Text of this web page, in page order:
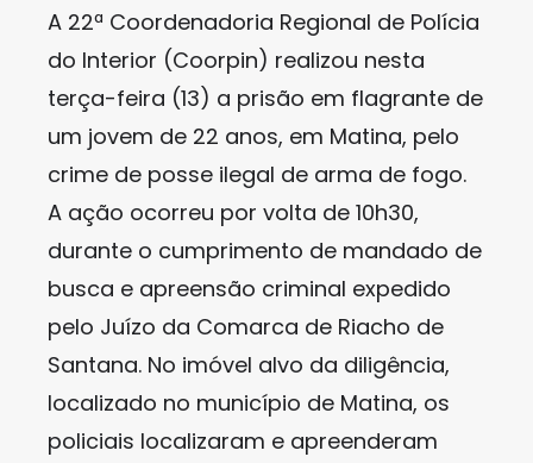
A 22ª Coordenadoria Regional de Polícia
do Interior (Coorpin) realizou nesta
terça-feira (13) a prisão em flagrante de
um jovem de 22 anos, em Matina, pelo
crime de posse ilegal de arma de fogo.
A ação ocorreu por volta de 10h30,
durante o cumprimento de mandado de
busca e apreensão criminal expedido
pelo Juízo da Comarca de Riacho de
Santana. No imóvel alvo da diligência,
localizado no município de Matina, os
policiais localizaram e apreenderam